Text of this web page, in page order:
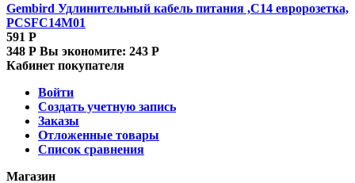
Gembird Удлинительный кабель питания ,C14 евророзетка,
PCSFC14M01
591 Р
348 Р Вы экономите: 243 Р
Кабинет покупателя
Войти
Создать учетную запись
Заказы
Отложенные товары
Список сравнения
Магазин